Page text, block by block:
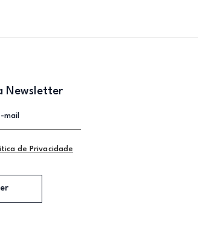
Newsletter
de Privacidade